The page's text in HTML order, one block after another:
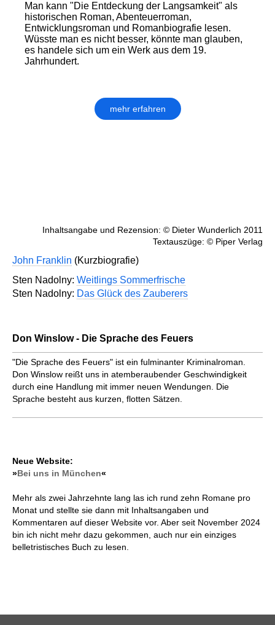
Man kann "Die Entdeckung der Langsamkeit" als
historischen Roman, Abenteuerroman,
Entwicklungsroman und Romanbiografie lesen.
Wüsste man es nicht besser, könnte man glauben,
es handele sich um ein Werk aus dem 19.
Jahrhundert.
mehr erfahren
Inhaltsangabe und Rezension: © Dieter Wunderlich 2011
Textauszüge: © Piper Verlag
John Franklin (Kurzbiografie)
Sten Nadolny: Weitlings Sommerfrische
Sten Nadolny: Das Glück des Zauberers
Don Winslow - Die Sprache des Feuers
"Die Sprache des Feuers" ist ein fulminanter Kriminalroman.
Don Winslow reißt uns in atem­berau­ben­der Geschwindigkeit
durch eine Handlung mit immer neuen Wen­dun­gen. Die
Sprache besteht aus kurzen, flotten Sätzen.
Neue Website:
»Bei uns in München«
Mehr als zwei Jahrzehnte lang las ich rund zehn Romane pro
Monat und stellte sie dann mit Inhaltsangaben und
Kommentaren auf dieser Website vor. Aber seit November 2024
bin ich nicht mehr dazu gekommen, auch nur ein einziges
belletristisches Buch zu lesen.